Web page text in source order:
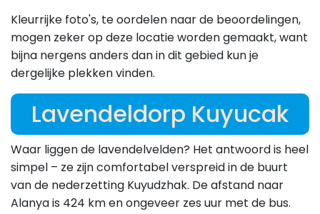
Kleurrijke foto's, te oordelen naar de beoordelingen,
mogen zeker op deze locatie worden gemaakt, want
bijna nergens anders dan in dit gebied kun je
dergelijke plekken vinden.
Lavendeldorp Kuyucak
Waar liggen de lavendelvelden? Het antwoord is heel
simpel – ze zijn comfortabel verspreid in de buurt
van de nederzetting Kuyudzhak. De afstand naar
Alanya is 424 km en ongeveer zes uur met de bus.